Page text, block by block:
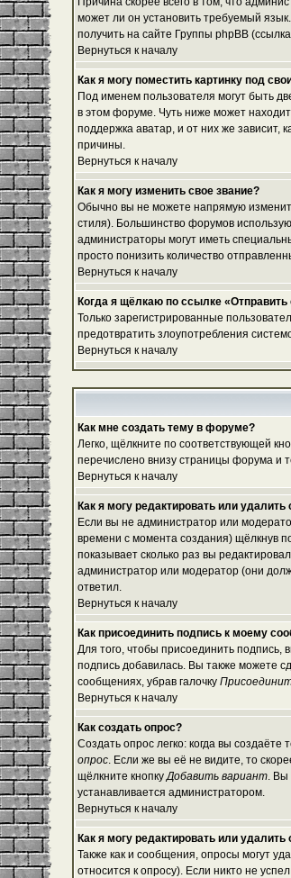
может ли он установить требуемый
получить на сайте Группы phpBB
Вернуться к началу
Как я могу поместить картинку под
Под именем пользователя могут быть
в этом форуме. Чуть ниже может
поддержка аватар, и от них же зависит,
причины.
Вернуться к началу
Как я могу изменить свое звание?
Обычно вы не можете напрямую
стиля). Большинство форумов
администраторы могут иметь
просто понизить количество
Вернуться к началу
Когда я щёлкаю по ссылке
Только зарегистрированные
предотвратить злоупотребления
Вернуться к началу
Как мне создать тему в форуме?
Легко, щёлкните по соответствующей
перечислено внизу страницы форума и
Вернуться к началу
Как я могу редактировать или
Если вы не администратор или
времени с момента создания) щёлкнув
показывает сколько раз вы
администратор или модератор (они
ответил.
Вернуться к началу
Как присоединить подпись к моему
Для того, чтобы присоединить
подпись добавилась. Вы также можете
сообщениях, убрав галочку
Вернуться к началу
Как создать опрос?
Создать опрос легко: когда вы
опрос. Если же вы её не видите, то
щёлкните кнопкуДобавить вариант. Вы
устанавливается администратором.
Вернуться к началу
Как я могу редактировать или удалить
Также как и сообщения, опросы могут
относится к опросу). Если никто не